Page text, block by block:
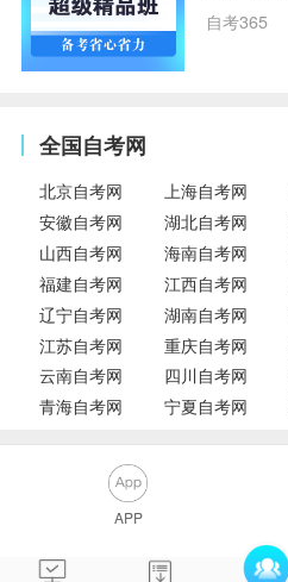
自考365
全国自考网
北京自考网 上海自考网
安徽自考网
湖北自考网
山西自考网
海南自考网
福建自考网
江西自考网
辽宁自考网
湖南自考网
江苏自考网
重庆自考网
云南自考网
四川自考网
青海自考网
宁夏自考网
APP